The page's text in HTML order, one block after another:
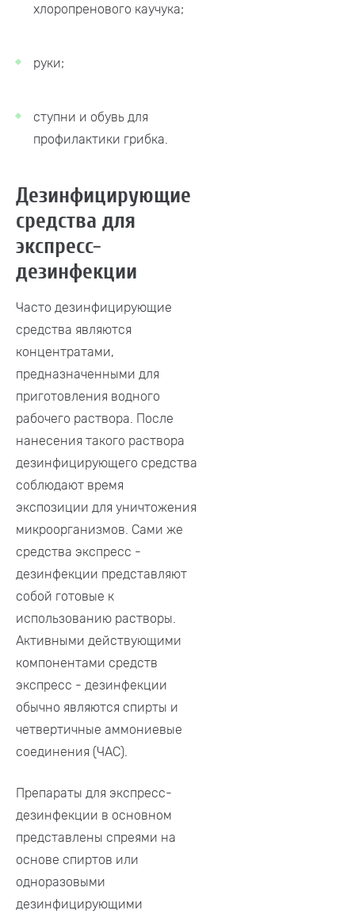
хлоропренового каучука;
руки;
ступни и обувь для
профилактики грибка.
Дезинфицирующие
средства для
экспресс-
дезинфекции
Часто дезинфицирующие
средства являются
концентратами,
предназначенными для
приготовления водного
рабочего раствора. После
нанесения такого раствора
дезинфицирующего средства
соблюдают время
экспозиции для уничтожения
микроорганизмов. Сами же
средства экспресс -
дезинфекции представляют
собой готовые к
использованию растворы.
Активными действующими
компонентами средств
экспресс - дезинфекции
обычно являются спирты и
четвертичные аммониевые
соединения (ЧАС).
Препараты для экспресс-
дезинфекции в основном
представлены спреями на
основе спиртов или
одноразовыми
дезинфицирующими